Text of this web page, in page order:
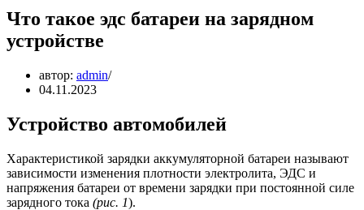
Что такое эдс батареи на зарядном
устройстве
автор: admin
04.11.2023
Устройство автомобилей
Характеристикой зарядки аккумуляторной батареи называют
зависимости изменения плотности электролита, ЭДС и
напряжения батареи от времени зарядки при постоянной силе
зарядного тока (рис. 1).